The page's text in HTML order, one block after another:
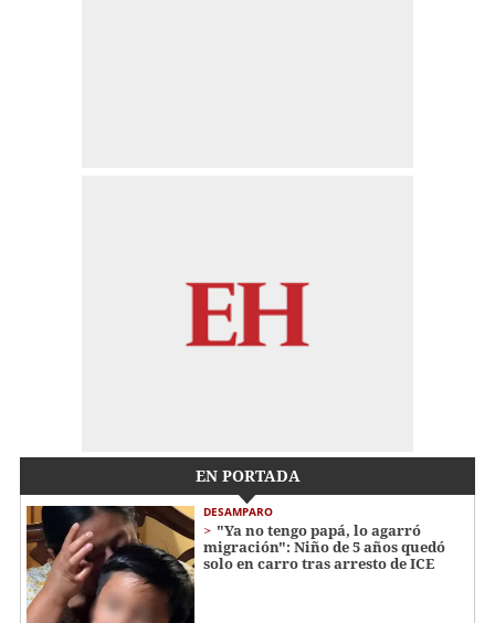
EN PORTADA
DESAMPARO
"Ya no tengo papá, lo agarró
migración": Niño de 5 años quedó
solo en carro tras arresto de ICE